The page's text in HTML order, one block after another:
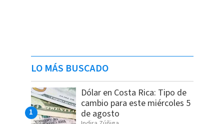
LO MÁS BUSCADO
Dólar en Costa Rica: Tipo de
cambio para este miércoles 5
de agosto